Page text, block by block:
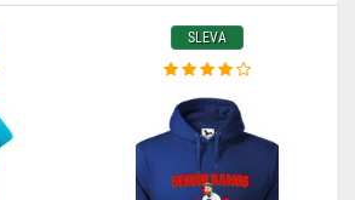
SLEVA